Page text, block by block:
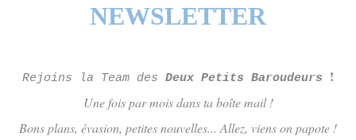
NEWSLETTER
Rejoins la Team des Deux Petits Baroudeurs !
Une fois par mois dans ta boîte mail !
Bons plans, évasion, petites nouvelles... Allez, viens on papote !